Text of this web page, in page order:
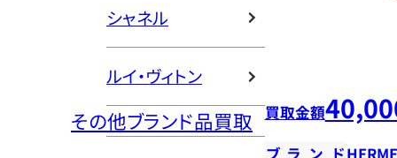
シャネル
ルイ・ヴィトン
その他ブランド品買取 買取金額